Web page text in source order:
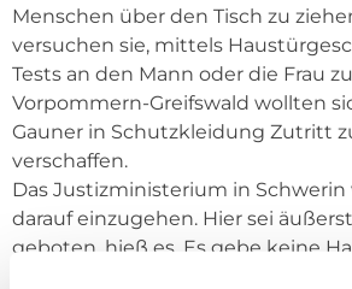
Menschen über den Tisch zu
versuchen sie, mittels
Tests an den Mann oder die Frau
Vorpommern-Greifswald wollten
Gauner in Schutzkleidung Zutritt
verschaffen.
Das Justizministerium in Schwerin
darauf einzugehen. Hier sei
geboten, hieß es. Es gebe keine
Coronaviren. Solche Tests